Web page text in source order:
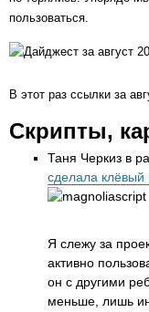
пользоваться.
В этот раз ссылки за
Скрипты,
Таня Черкиз в
сделала
Я слежу за
активно
он с другими
меньше, лишь